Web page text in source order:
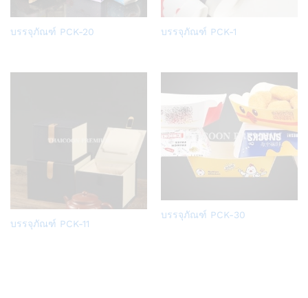
Add
list
บรรจุภัณฑ์ PCK-20
Add
list
บรรจุภัณฑ์ PCK-1
Add
บรรจุภัณฑ์ PCK-11
Add
บรรจุภัณฑ์ PCK-30